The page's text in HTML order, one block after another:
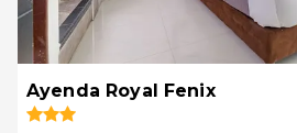
Ayenda Royal Fenix